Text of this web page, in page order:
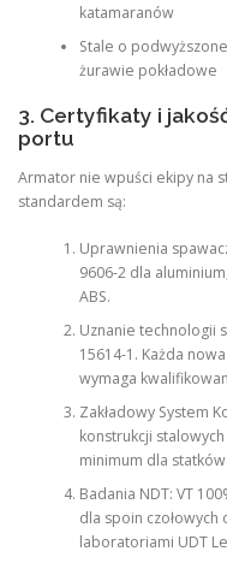
katamaranów
Stale o
żurawie pokładowe
3. Certyfikaty i
portu
Armator nie wpuści ekipy na
standardem są:
Uprawnienia
9606-2 dla
ABS.
Uznanie technologii
15614-1. Każda
wymaga
Zakładowy System
konstrukcji
minimum dla statków.
Badania NDT: VT
dla spoin
laboratoriami UDT